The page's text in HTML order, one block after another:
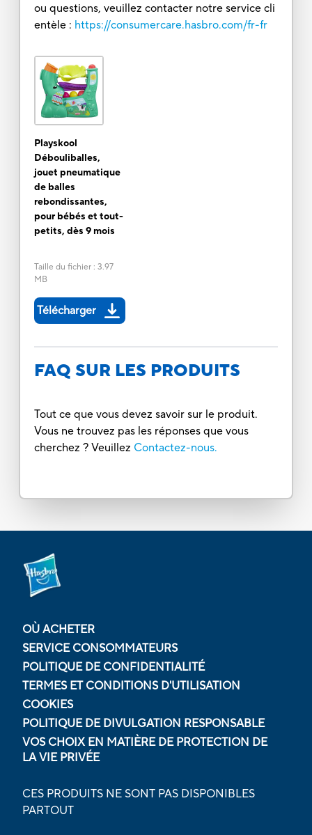
ou questions, veuillez contacter notre service cli
entèle : https://consumercare.hasbro.com/fr-fr
Playskool
Débouliballes,
jouet pneumatique
de balles
rebondissantes,
pour bébés et tout-
petits, dès 9 mois
Taille du fichier: 3.97
MB
Télécharger
FAQ SUR LES PRODUITS
Tout ce que vous devez savoir sur le produit.
Vous ne trouvez pas les réponses que vous
cherchez ? Veuillez Contactez-nous.
OÙ ACHETER
SERVICE CONSOMMATEURS
POLITIQUE DE CONFIDENTIALITÉ
TERMES ET CONDITIONS D'UTILISATION
COOKIES
POLITIQUE DE DIVULGATION RESPONSABLE
VOS CHOIX EN MATIÈRE DE PROTECTION DE
LA VIE PRIVÉE
CES PRODUITS NE SONT PAS DISPONIBLES
PARTOUT